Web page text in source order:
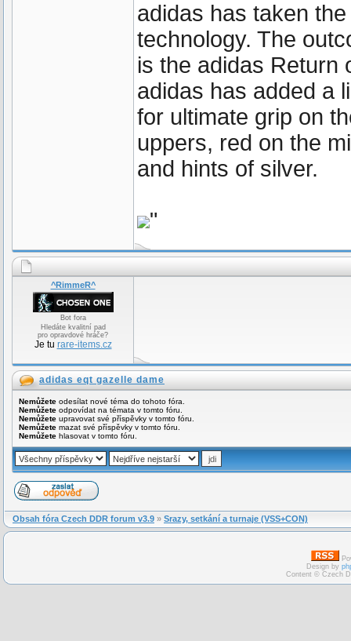
adidas has taken
technology. The
is the adidas Return
adidas has added a
for ultimate grip on
uppers, red on the
and hints of silver.
"
^RimmeR^
Bot fora
Hledáte kvalitní pad
pro opravdové hráče?
Je tu rare-items.cz
adidas eqt gazelle dame
Nemůžete odesílat nové téma do tohoto fóra.
Nemůžete odpovídat na témata v tomto fóru.
Nemůžete upravovat své příspěvky v tomto fóru.
Nemůžete mazat své příspěvky v tomto fóru.
Nemůžete hlasovat v tomto fóru.
Obsah fóra Czech DDR forum v3.9 » Srazy, setkání a turnaje (VSS+CON)
Design by
Content © Czech